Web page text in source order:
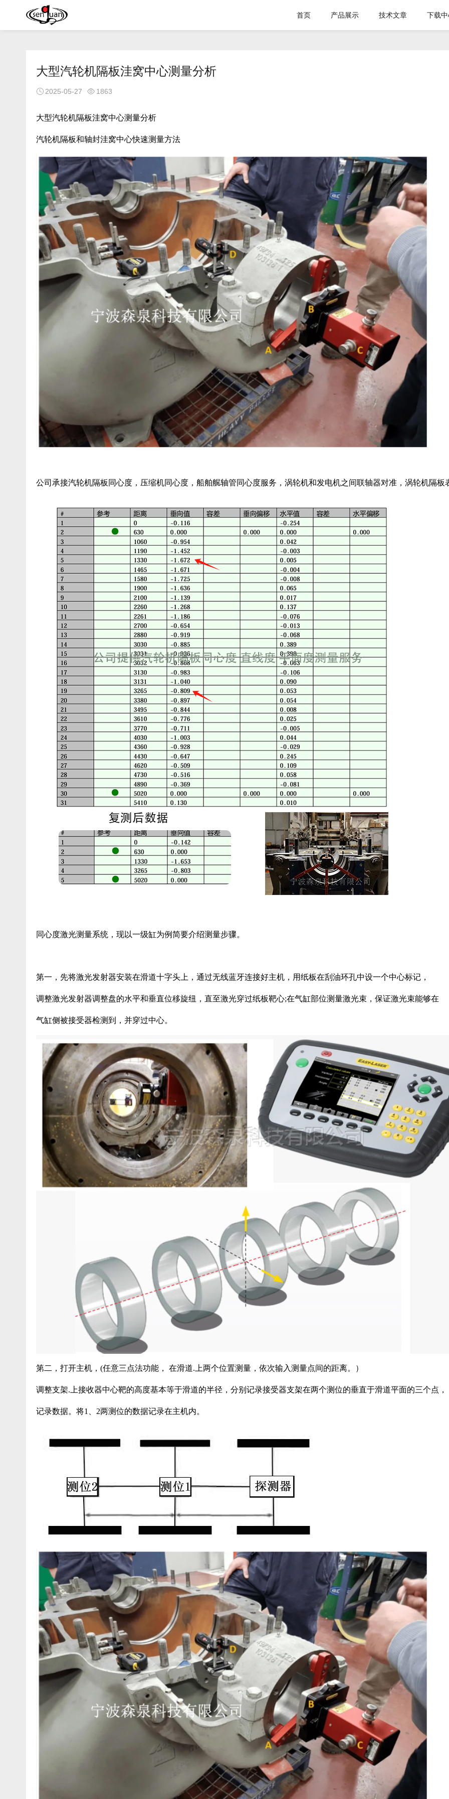
首页 产品展示 技术文章 下载
大型汽轮机隔板洼窝中心测量分析
 2025-05-27  1863
大型汽轮机隔板洼窝中心测量分析
汽轮机隔板和轴封洼窝中心快速测量方法
公司承接汽轮机隔板同心度，压缩机同心度，船舶艉轴管同心度服务，涡轮机和发电机之间联轴器对准，涡轮机隔板
同心度激光测量系统，现以一级缸为例简要介绍测量步骤。
第一，先将激光发射器安装在滑道十字头上，通过无线蓝牙连接好主机，用纸板在刮油环孔中设一个中心标记，
调整激光发射器调整盘的水平和垂直位移旋纽，直至激光穿过纸板靶心;在气缸部位测量激光束，保证激光束能够在
气缸侧被接受器检测到，并穿过中心。
第二，打开主机，(任意三点法功能， 在滑道.上两个位置测量，依次输入测量点间的距离。）
调整支架.上接收器中心靶的高度基本等于滑道的半径，分别记录接受器支架在两个测位的垂直于滑道平面的三个点，
记录数据。将1、2两测位的数据记录在主机内。